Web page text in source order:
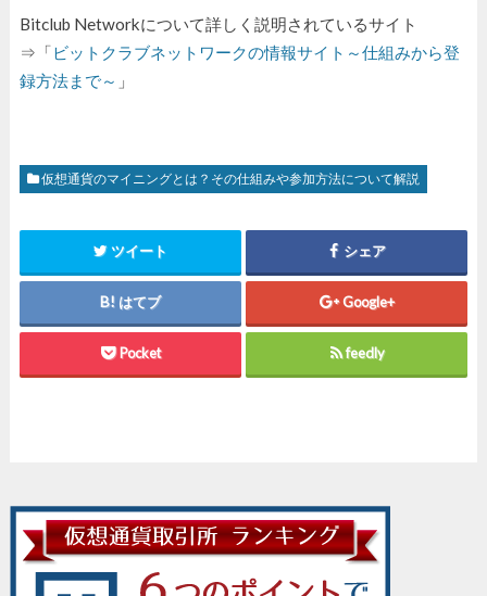
Bitclub Networkについて詳しく説明されているサイト
⇒「ビットクラブネットワークの情報サイト～仕組みから登
録方法まで～ 」
仮想通貨のマイニングとは？その仕組みや参加方法について解説
ツイート シェア
はてブ Google+
Pocket feedly